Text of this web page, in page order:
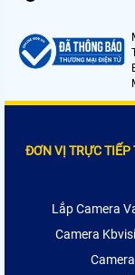
ĐƠN VỊ TRỰC TIẾP
Lắp Camera
Camera